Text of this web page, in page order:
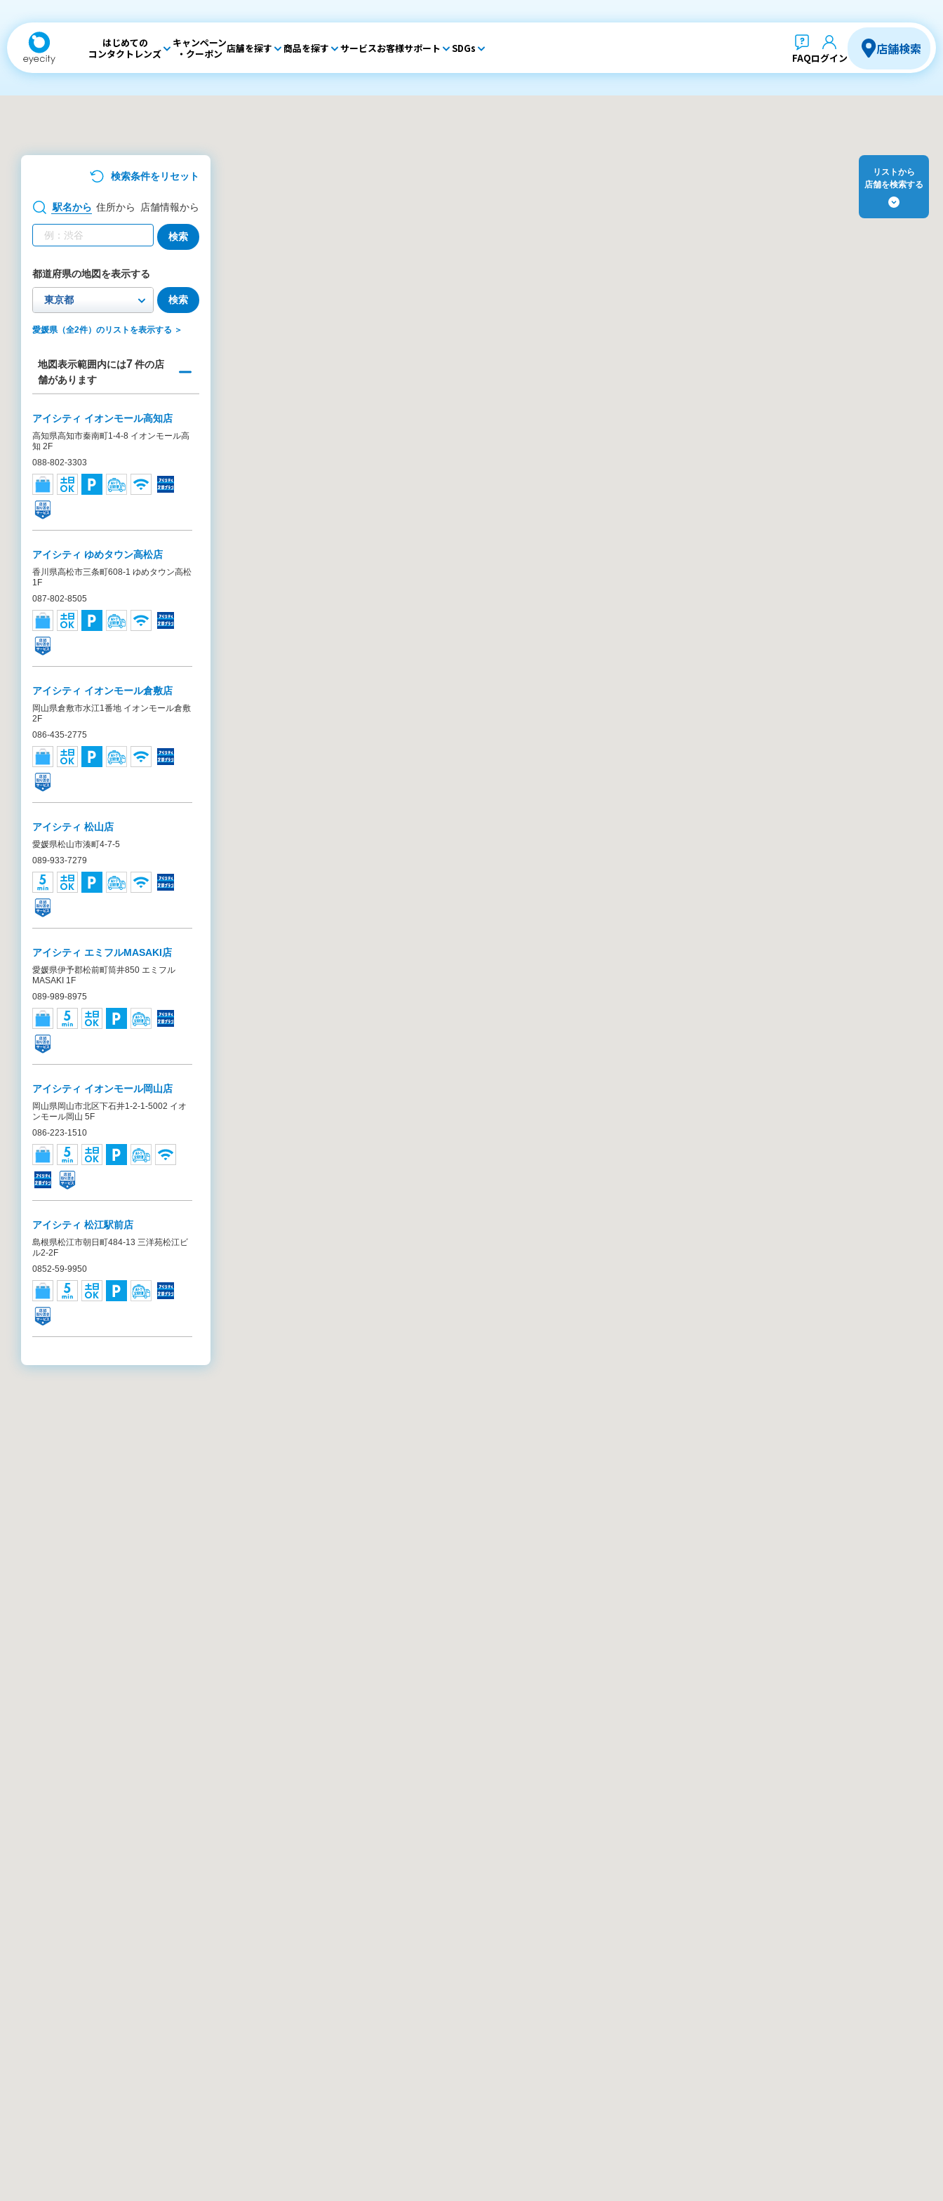
はじめての
コンタクトレンズ
キャンペーン
・クーポン 店舗を探す 商品を探す サービスお客様サポート SDGs
FAQログイン
店舗検索
検索条件をリセット
駅名から 住所から 店舗情報から
検索
都道府県の地図を表示する
検索
愛媛県（全2件）のリストを表示する ＞
地図表示範囲内には7件の店
舗があります
アイシティ イオンモール高知店
高知県高知市秦南町1-4-8 イオンモール高
知 2F
088-802-3303
アイシティ ゆめタウン高松店
香川県高松市三条町608-1 ゆめタウン高松
1F
087-802-8505
アイシティ イオンモール倉敷店
岡山県倉敷市水江1番地 イオンモール倉敷
2F
086-435-2775
アイシティ 松山店
愛媛県松山市湊町4-7-5
089-933-7279
アイシティ エミフルMASAKI店
愛媛県伊予郡松前町筒井850 エミフル
MASAKI 1F
089-989-8975
アイシティ イオンモール岡山店
岡山県岡山市北区下石井1-2-1-5002 イオ
ンモール岡山 5F
086-223-1510
アイシティ 松江駅前店
島根県松江市朝日町484-13 三洋苑松江ビ
ル2-2F
0852-59-9950
リストから
店舗を検索する